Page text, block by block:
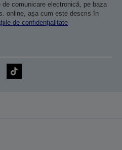
comunicare electronică, pe baza
online, așa cum este descris în
de confidențialitate